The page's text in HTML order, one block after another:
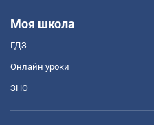
Моя школа
ГДЗ
Онлайн уроки
ЗНО